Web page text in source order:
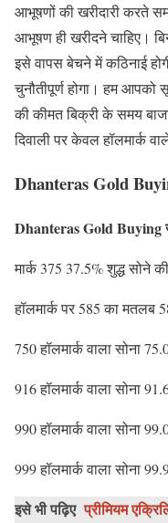
आभूषणों की खरीदारी करते
आभूषण ही खरीदने चाहिए।
इसे वापस बेचने में कठिनाई
चुनौतीपूर्ण होगा। हम आपको
की कीमत बिक्री के समय
दिवाली पर केवल हॉलमार्क
Dhanteras Gold
Dhanteras Gold Buying
मार्क 375 37.5% शुद्ध सोने की
हॉलमार्क पर 585 का मतलब
750 हॉलमार्क वाला सोना
916 हॉलमार्क वाला सोना
990 हॉलमार्क वाला सोना
999 हॉलमार्क वाला सोना
इसे भी पढ़िए प्रीमियम